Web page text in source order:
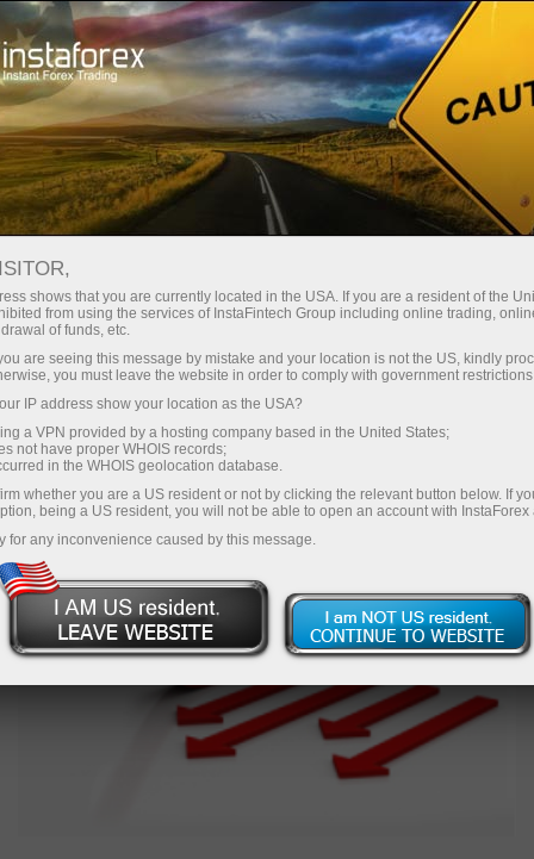
Untuk Pedagang Berita Pasaran Forex
SPEKULASI BERSIH CFTC S&P
500 AS MEROSOT LEBIH DALAM
KE -220.8K
shows that you are currently located in the USA. If you are a resident of the
from using the services of InstaFintech Group including online trading,
of funds, etc.
are seeing this message by mistake and your location is not the US, kindly
you must leave the website in order to comply with government
IP address show your location as the USA?
a VPN provided by a hosting company based in the United States;
not have proper WHOIS records;
in the WHOIS geolocation database.
whether you are a US resident or not by clicking the relevant button below. If
being a US resident, you will not be able to open an account with InstaForex
for any inconvenience caused by this message.